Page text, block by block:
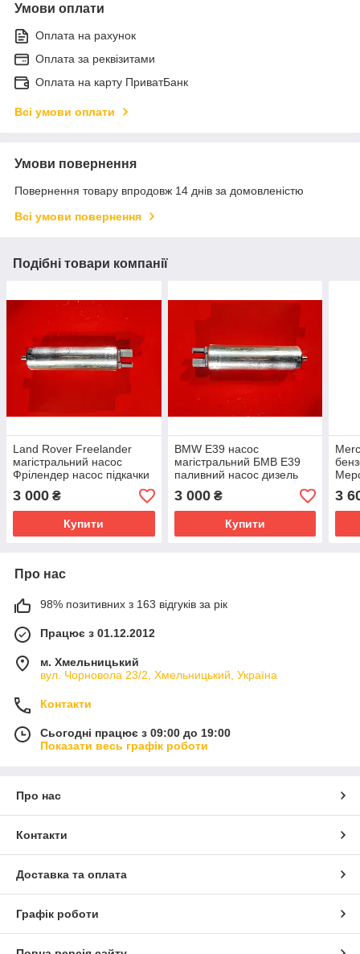
Умови оплати
Оплата на рахунок
Оплата за реквізитами
Оплата на карту ПриватБанк
Всі умови оплати
Умови повернення
Повернення товару впродовж 14 днів за домовленістю
Всі умови повернення
Подібні товари компанії
Land Rover Freelander
магістральний насос
Фрілендер насос підкачки
зовнішній дизель
7.50051.60 0986580131
7.28217.00 7.50051.60.0
3 000 ₴
Купити
BMW E39 насос
магістральний БМВ Е39
паливний насос дизель
7.28217.00 7.50051.60.0
7.50051.70
3 000₴
Купити
3
Про нас
98% позитивних з 163 відгуків за рік
Працює з 01.12.2012
м. Хмельницький
вул. Чорновола 23/2, Хмельницький, Україна
Контакти
Сьогодні працює з 09:00 до 19:00
Показати весь графік роботи
Про нас
Контакти
Доставка та оплата
Графік роботи